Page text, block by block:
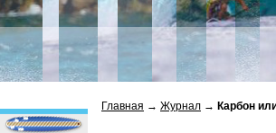
Главная → Журнал → Карбон